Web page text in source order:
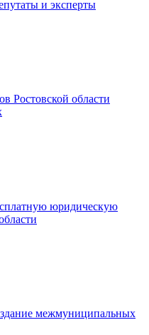
и эксперты
Ростовской области
юридическую
межмуниципальных